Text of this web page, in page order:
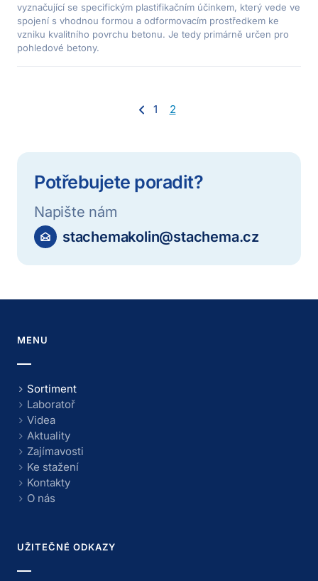
vyznačující se specifickým plastifikačním účinkem, který vede ve
spojení s vhodnou formou a odformovacím prostředkem ke
vzniku kvalitního povrchu betonu. Je tedy primárně určen pro
pohledové betony.
1 2
Potřebujete poradit?
Napište nám
stachemakolin@stachema.cz
MENU
Sortiment
Laboratoř
Videa
Aktuality
Zajímavosti
Ke stažení
Kontakty
O nás
UŽITEČNÉ ODKAZY